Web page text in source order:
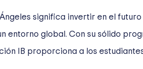
significa invertir en el
entorno global. Con su sólido
IB proporciona a los